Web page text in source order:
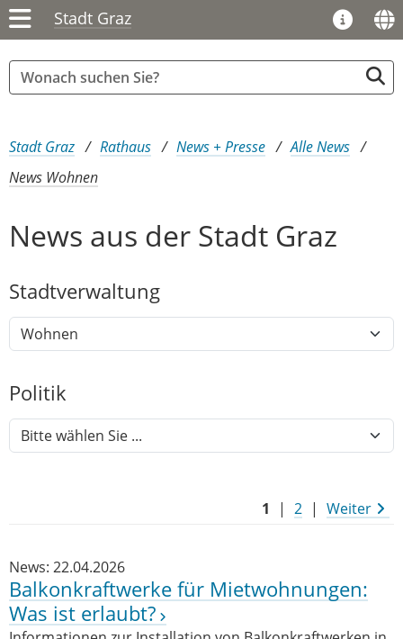
Stadt Graz
Sie sind hier:
Stadt Graz Rathaus News + Presse
Alle News
News Wohnen
News aus der Stadt Graz
Stadtver​­waltung
Politik
1 | 2 | Weiter
News: 22.04.2026
Balkonkraftwerke für Mietwohnungen:
Was ist erlaubt?